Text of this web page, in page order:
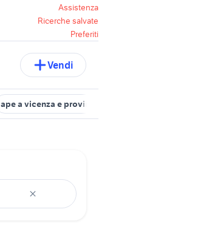
Assistenza
Ricerche salvate
Preferiti
Vendi
ape a vicenza e provincia